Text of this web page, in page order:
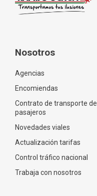
Nosotros
Agencias
Encomiendas
Contrato de transporte de
pasajeros
Novedades viales
Actualización tarifas
Control tráfico nacional
Trabaja con nosotros